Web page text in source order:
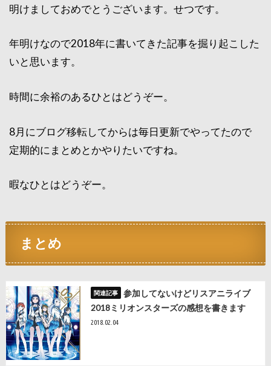
明けましておめでとうございます。せつです。
年明けなので2018年に書いてきた記事を掘り起こした
いと思います。
時間に余裕のあるひとはどうぞー。
8月にブログ移転してからは毎日更新でやってたので
定期的にまとめとかやりたいですね。
暇なひとはどうぞー。
まとめ
参加してないけどリスアニライブ
2018ミリオンスターズの感想を書きます
2018.02.04